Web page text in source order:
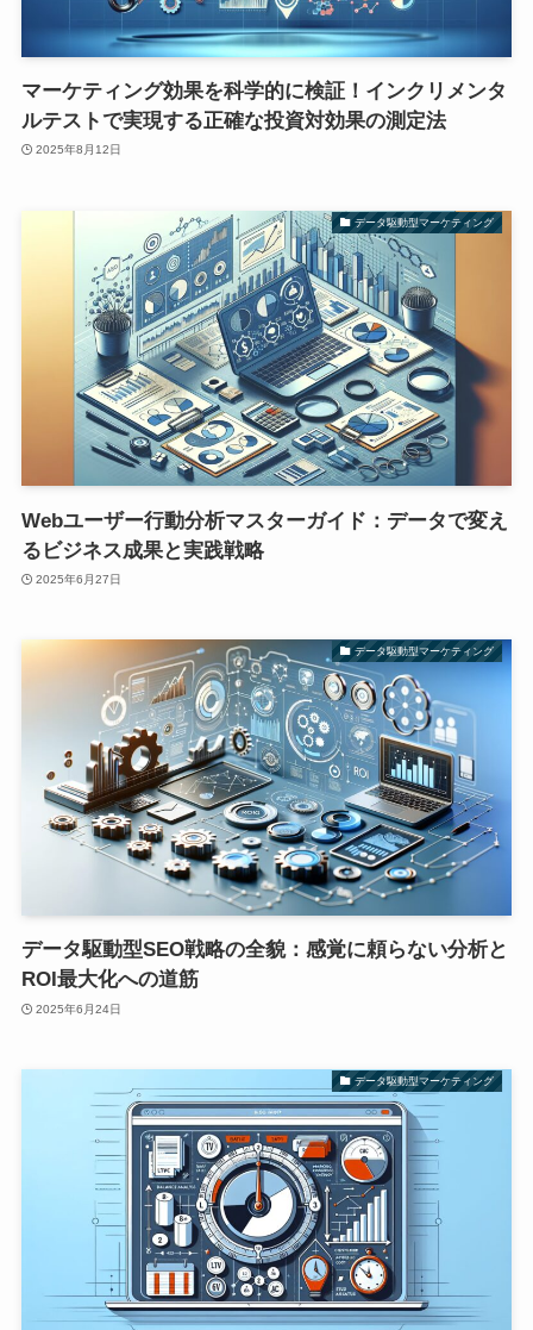
マーケティング効果を科学的に検証！インクリメンタ
ルテストで実現する正確な投資対効果の測定法
2025年8月12日
データ駆動型マーケティング
Webユーザー行動分析マスターガイド：データで変え
るビジネス成果と実践戦略
2025年6月27日
データ駆動型マーケティング
データ駆動型SEO戦略の全貌：感覚に頼らない分析と
ROI最大化への道筋
2025年6月24日
データ駆動型マーケティング